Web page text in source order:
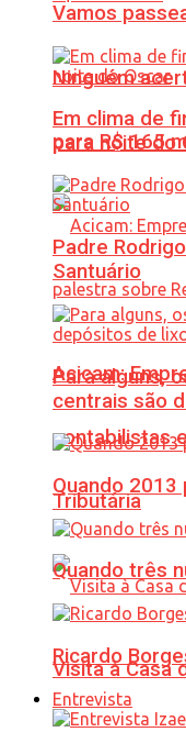
Ninguém
para R$ 165
Acicam:
contabilistas
Tributária
Visita à Casa
Vamos
Em clima de
para noite do
Padre
Santuário
Para alguns,
centrais são
Quando 2013
Quando três
Ricardo
Entrevista